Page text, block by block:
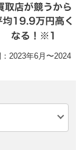
2023年6月〜2024